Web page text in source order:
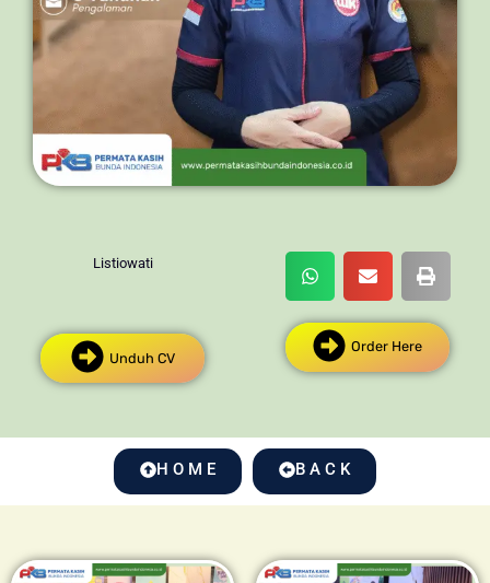
Listiowati
Unduh CV
Order Here
H O M E B A C K